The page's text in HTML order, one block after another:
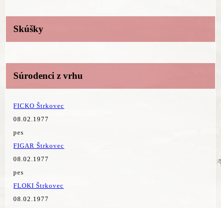
Skúšky
Súrodenci z vrhu
FICKO Štrkovec
08.02.1977
pes
FIGAR Štrkovec
08.02.1977
pes
FLOKI Štrkovec
08.02.1977